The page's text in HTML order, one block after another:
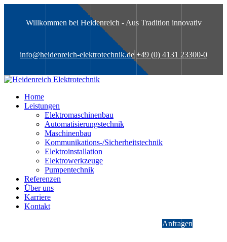
Willkommen bei Heidenreich - Aus Tradition innovativ
info@heidenreich-elektrotechnik.de +49 (0) 4131 23300-0
Home
Leistungen
Elektromaschinenbau
Automatisierungstechnik
Maschinenbau
Kommunikations-/Sicherheitstechnik
Elektroinstallation
Elektrowerkzeuge
Pumpentechnik
Referenzen
Über uns
Karriere
Kontakt
Anfragen